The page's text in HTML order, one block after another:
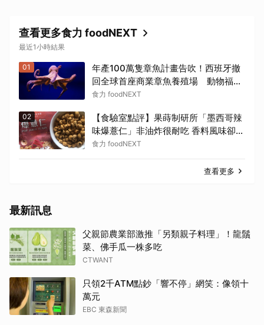
查看更多食力 foodNEXT
最近1小時結果
01
年產100萬隻章魚計畫告吹！西班牙撤
回全球首座商業章魚養殖場 動物福利
爭議未解
食力 foodNEXT
02
【食驗室點評】果蒔制研所「墨西哥辣
味爆薏仁」非油炸很耐吃 香料風味卻蓋
過辣味特色
食力 foodNEXT
查看更多
最新訊息
父親節農業部激推「另類親子料理」！龍鬚
菜、佛手瓜一株多吃
CTWANT
只領2千ATM點鈔「響不停」網笑：像領十
萬元
EBC 東森新聞